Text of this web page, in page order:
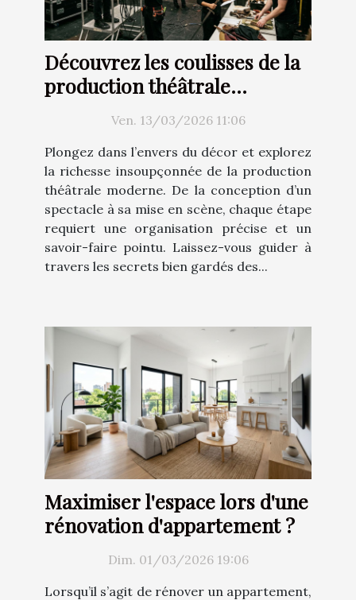
Découvrez les coulisses de la
production théâtrale
moderneVen. 13/03/2026 11:06
Plongez dans l’envers du décor et explorez
la richesse insoupçonnée de la production
théâtrale moderne. De la conception d’un
spectacle à sa mise en scène, chaque étape
requiert une organisation précise et un
savoir-faire pointu. Laissez-vous guider à
travers les secrets bien gardés des...
Maximiser l'espace lors d'une
rénovation d'appartement ?
Dim. 01/03/2026 19:06
Lorsqu’il s’agit de rénover un appartement,